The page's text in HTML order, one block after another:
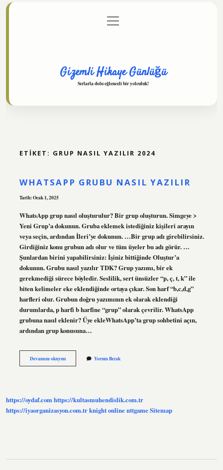
Gizlilik Politikası
menüyü
aç
Gizemli Hikaye Günlüğü
Sırlarla dolu eğlenceli bir yolculuk!
ETIKET: GRUP NASIL YAZILIR 2024
WHATSAPP GRUBU NASIL YAZILIR
Tarih: Ocak 1, 2025
WhatsApp grup nasıl oluşturulur? Bir grup oluşturun. Simgeye >
Yeni Grup’a dokunun. Gruba eklemek istediğiniz kişileri arayın
veya seçin, ardından İleri’ye dokunun. …Bir grup adı girebilirsiniz.
Girdiğiniz konu grubun adı olur ve tüm üyeler bu adı görür. …
Şunlardan birini yapabilirsiniz: İşiniz bittiğinde Oluştur’a
dokunun. Grubu nasıl yazılır TDK? Grup yazımı, bir ek
gerekmediği sürece böyledir. Seslilik, sert ünsüzler “p, ç, t, k” ile
biten kelimeler eke eklendiğinde ortaya çıkar. Son harf “b,c,d,g”
harfleri olur. Grubun doğru yazımının ek olarak eklendiği
durumlarda, p harfi b harfine “grup” olarak çevrilir. WhatsApp
grubuna nasıl eklenir? Üye ekleWhatsApp’ta grup sohbetini açın,
ardından grup konusuna…
Devamını okuyunWhatsapp
Grubu
Yorum Bırak
https://oydaf.comhttps://kultasmuhendislik.com.tr
https://iyaorganizasyon.com.trknight onlinenttgameSitemap